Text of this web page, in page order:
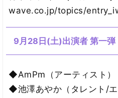
wave.co.jp/topics/
9月28日(土)出演者 第一
◆AmPm（アーティスト）
◆池澤あやか（タレント/エ